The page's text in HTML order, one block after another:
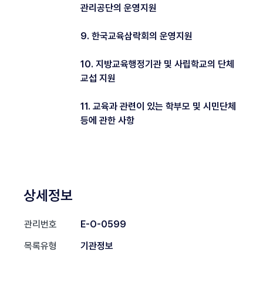
관리공단의 운영지원
9. 한국교육삼락회의 운영지원
10. 지방교육행정기관 및 사립학교의 단체
교섭 지원
11. 교육과 관련이 있는 학부모 및 시민단체
등에 관한 사항
상세정보
관리번호
E-O-0599
목록유형
기관정보